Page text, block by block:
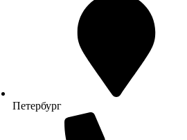
Петербург